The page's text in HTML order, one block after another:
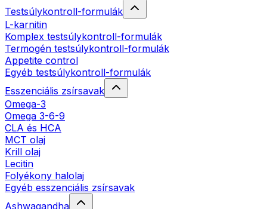
Testsúlykontroll-formulák
L-karnitin
Komplex testsúlykontroll-formulák
Termogén testsúlykontroll-formulák
Appetite control
Egyéb testsúlykontroll-formulák
Esszenciális zsírsavak
Omega-3
Omega 3-6-9
CLA és HCA
MCT olaj
Krill olaj
Lecitin
Folyékony halolaj
Egyéb esszenciális zsírsavak
Ashwagandha